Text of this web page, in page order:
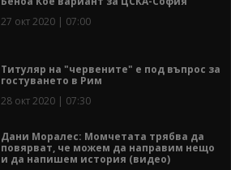
27 окт 2020 | 07:00
Титуляр на "червените" е под въпрос за
гостуването в Рим
28 окт 2020 | 07:30
Дани Моралес: Момчетата трябва да
повярват, че можем да направим нещо
и да напишем история (видео)